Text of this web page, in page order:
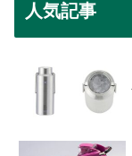
人気記事